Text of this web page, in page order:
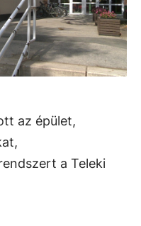
az épület,
a Teleki